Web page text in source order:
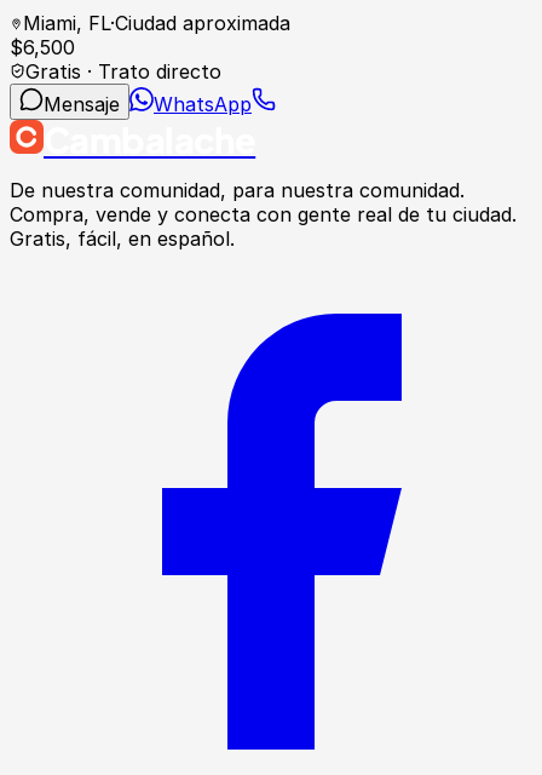
Miami, FL·Ciudad aproximada
$6,500
Gratis · Trato directo
Mensaje
WhatsApp
De nuestra comunidad, para nuestra comunidad.
Compra, vende y conecta con gente real de tu ciudad.
Gratis, fácil, en español.